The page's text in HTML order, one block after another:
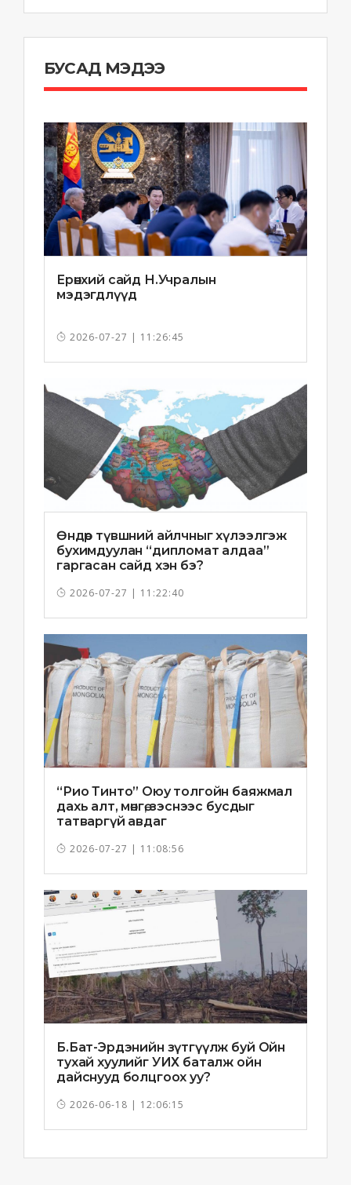
БУСАД МЭДЭЭ
Ерөнхий сайд Н.Учралын
мэдэгдлүүд
2026-07-27 | 11:26:45
Өндөр түвшний айлчныг хүлээлгэж
бухимдуулан “дипломат алдаа”
гаргасан сайд хэн бэ?
2026-07-27 | 11:22:40
“Рио Тинто” Оюу толгойн баяжмал
дахь алт, мөнгө, зэснээс бусдыг
татваргүй авдаг
2026-07-27 | 11:08:56
Б.Бат-Эрдэнийн зүтгүүлж буй Ойн
тухай хуулийг УИХ баталж ойн
дайснууд болцгоох уу?
2026-06-18 | 12:06:15